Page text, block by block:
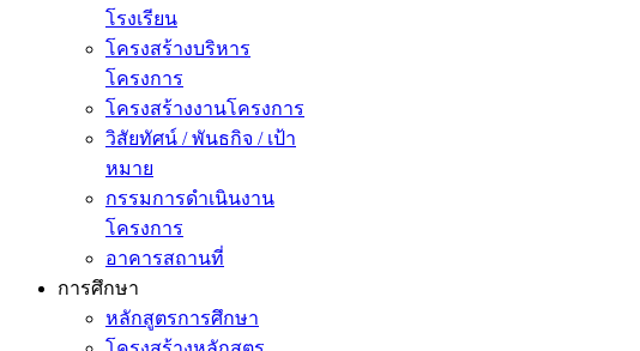
โรงเรียน
โครงสร้างบริหาร
โครงการ
โครงสร้างงานโครงการ
วิสัยทัศน์ / พันธกิจ / เป้า
หมาย
กรรมการดำเนินงาน
โครงการ
อาคารสถานที่
การศึกษา
หลักสูตรการศึกษา